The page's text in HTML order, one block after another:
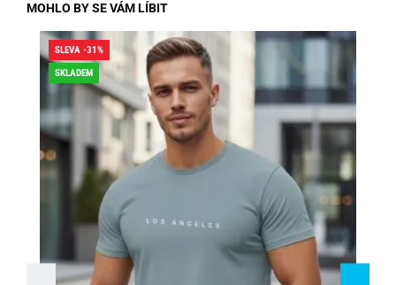
MOHLO BY SE VÁM LÍBIT
SLEVA -31%
SKLADEM